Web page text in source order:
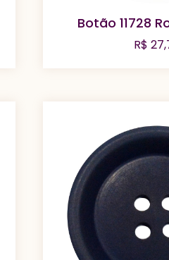
Botão 11728
R$